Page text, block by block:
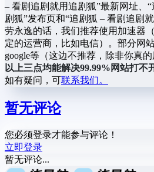
– 看剧追剧就用追剧狐”最新网址、
剧狐”发布页和“追剧狐 – 看剧追剧
劳永逸的话，我们推荐使用加速器
定的运营商，比如电信）。部分网
google等（这边不推荐，除非你真
以上三点均能解决99.99%网站打不
如有疑问，可联系我们。
暂无评论
您必须登录才能参与评论！
立即登录
暂无评论...